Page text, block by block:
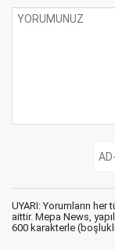
UYARI: Yorumların
aittir. Mepa News,
600 karakterle